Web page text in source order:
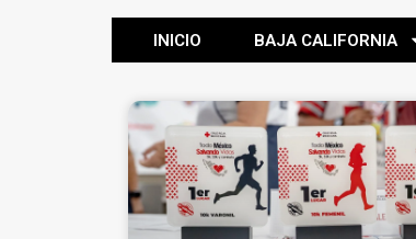
INICIO BAJA CALIFORNIA